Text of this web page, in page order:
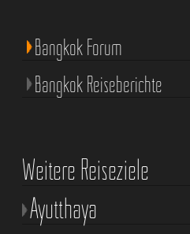
Bangkok Forum
Bangkok Reiseberichte
Weitere Reiseziele
Ayutthaya